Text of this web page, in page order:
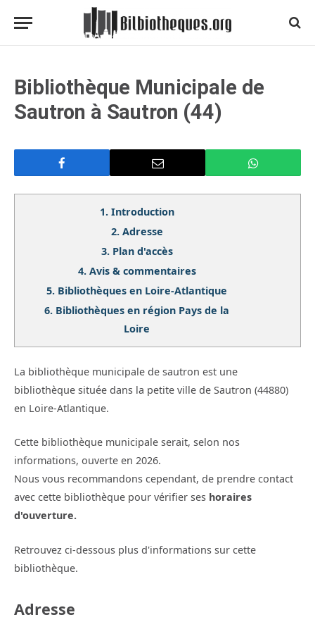
Bibliothèque Municipale de
Sautron à Sautron (44)
1. Introduction
2. Adresse
3. Plan d'accès
4. Avis & commentaires
5. Bibliothèques en Loire-Atlantique
6. Bibliothèques en région Pays de la
Loire
La bibliothèque municipale de sautron est une
bibliothèque située dans la petite ville de Sautron (44880)
en Loire-Atlantique.
Cette bibliothèque municipale serait, selon nos
informations, ouverte en 2026.
Nous vous recommandons cependant, de prendre contact
avec cette bibliothèque pour vérifier ses horaires
d'ouverture.
Retrouvez ci-dessous plus d'informations sur cette
bibliothèque.
Adresse